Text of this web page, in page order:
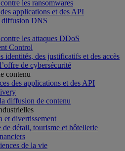
les ransomwares
applications et des API
diffusion DNS
les attaques DDoS
Control
identités, des justificatifs et des accès
de cybersécurité
contenu
des applications et des API
diffusion de contenu
et divertissement
de détail, tourisme et hôtellerie
de la vie